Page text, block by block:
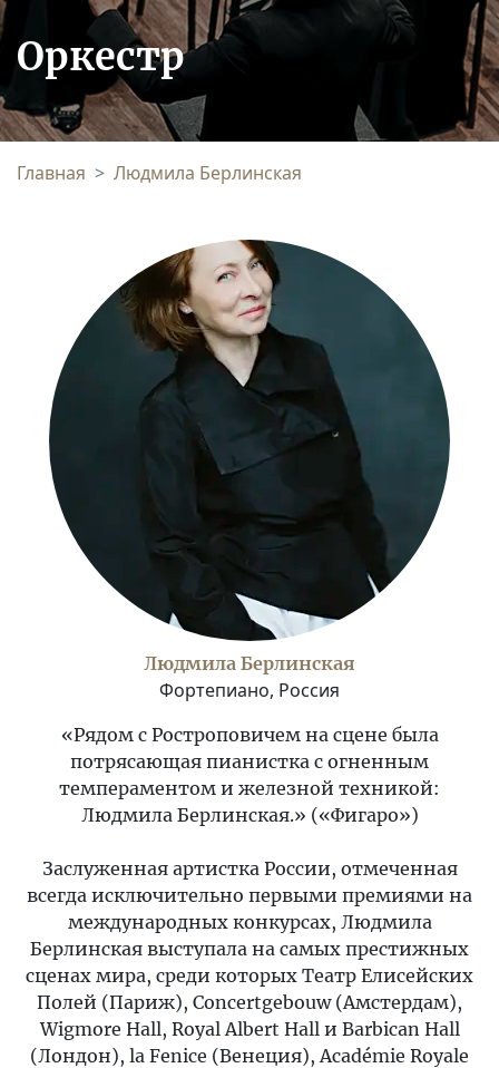
Оркестр
Главная Людмила Берлинская
Людмила Берлинская
Фортепиано, Россия
«Рядом с Ростроповичем на сцене была
потрясающая пианистка с огненным
темпераментом и железной техникой:
Людмила Берлинская.» («Фигаро»)
Заслуженная артистка России, отмеченная
всегда исключительно первыми премиями на
международных конкурсах, Людмила
Берлинская выступала на самых престижных
сценах мира, среди которых Театр Елисейских
Полей (Париж), Concertgebouw (Амстердам),
Wigmore Hall, Royal Albert Hall и Barbican Hall
(Лондон), la Fenice (Венеция), Académie Royale